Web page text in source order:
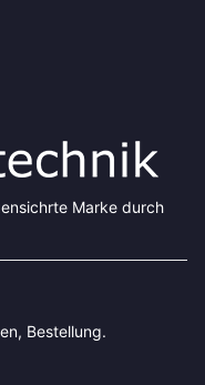
Marke durch
Bestellung.